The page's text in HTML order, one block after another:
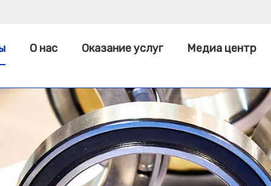
О нас Оказание услуг Медиа центр